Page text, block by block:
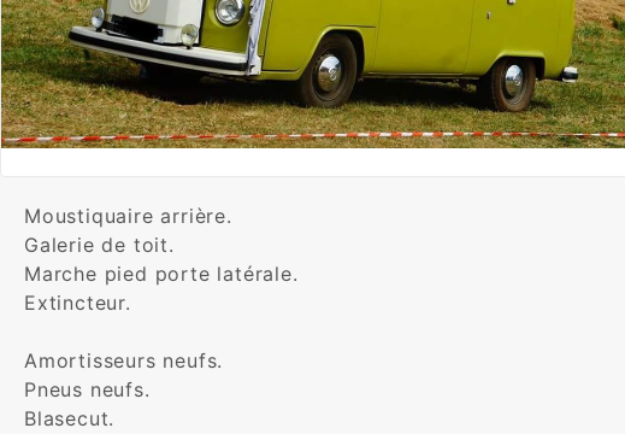
Moustiquaire arrière.
Galerie de toit.
Marche pied porte latérale.
Extincteur.
Amortisseurs neufs.
Pneus neufs.
Blasecut.